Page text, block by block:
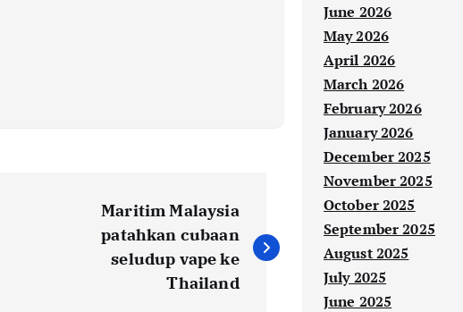
Maritim Malaysia
patahkan cubaan
seludup vape ke
Thailand
June 2026
May 2026
April 2026
March 2026
February 2026
January 2026
December 2025
November 2025
October 2025
September 2025
August 2025
July 2025
June 2025